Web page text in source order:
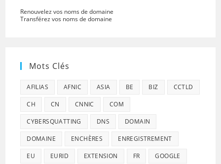
Renouvelez vos noms de domaine
Transférez vos noms de domaine
Mots Clés
AFILIAS AFNIC ASIA BE BIZ CCTLD
CH CN CNNIC COM
CYBERSQUATTING DNS DOMAIN
DOMAINE ENCHÈRES ENREGISTREMENT
EU EURID EXTENSION FR GOOGLE